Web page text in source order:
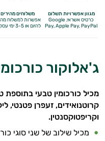
מגוון אפשרויות תשלום
כרטיס אשראי, Google
Pay,Apple Pay, PayPal
משלוחים מהירים
אפשרות למשלוח
להיום או 3-5 ימי עסקים
ג'אלוקור
מכיל כורכומין טבעי בתוספת
קרוטנואידים, זעפרן פטנטי,
וקריפטוקסנטין.
מכיל שילוב של שני סוגי